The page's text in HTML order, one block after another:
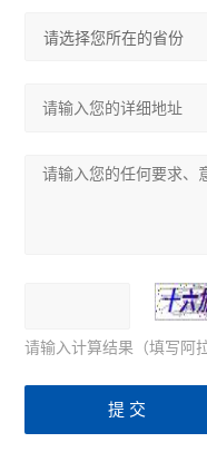
请输入计算结果（填写阿